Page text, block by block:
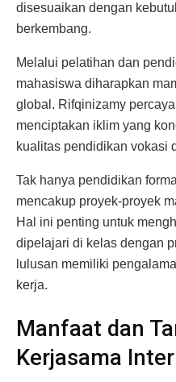
disesuaikan dengan
berkembang.
Melalui pelatihan dan
mahasiswa diharapkan
global. Rifqinizamy
menciptakan iklim yang
kualitas pendidikan vokasi
Tak hanya pendidikan
mencakup proyek-proyek
Hal ini penting untuk
dipelajari di kelas dengan
lulusan memiliki
kerja.
Manfaat dan
Kerjasama